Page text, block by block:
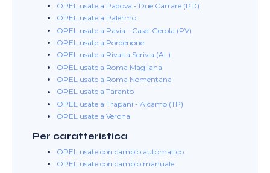
OPEL usate a Padova - Due Carrare (PD)
OPEL usate a Palermo
OPEL usate a Pavia - Casei Gerola (PV)
OPEL usate a Pordenone
OPEL usate a Rivalta Scrivia (AL)
OPEL usate a Roma Magliana
OPEL usate a Roma Nomentana
OPEL usate a Taranto
OPEL usate a Trapani - Alcamo (TP)
OPEL usate a Verona
Per caratteristica
OPEL usate con cambio automatico
OPEL usate con cambio manuale